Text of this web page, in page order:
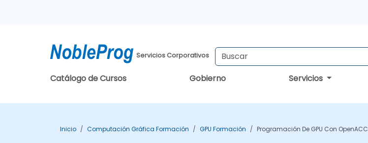
Servicios Corporativos
Catálogo de Cursos Gobierno Servicios
Inicio Computación Gráfica Formación GPU Formación Programación De GPU Con OpenACC